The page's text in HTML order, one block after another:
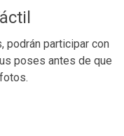
podrán participar con
poses antes de que